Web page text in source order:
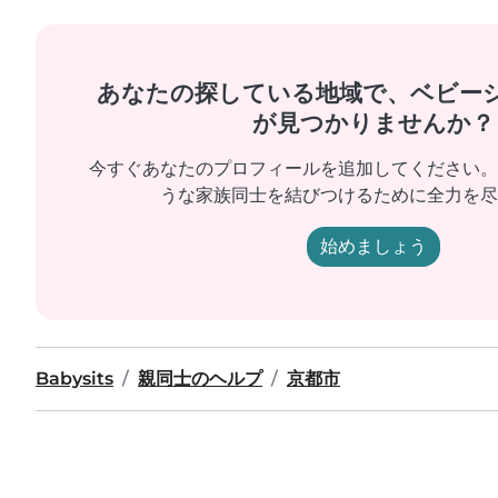
あなたの探している地域で、ベビー
が見つかりませんか？
今すぐあなたのプロフィールを追加してください
うな家族同士を結びつけるために全力を
始めましょう
Babysits 親同士のヘルプ 京都市